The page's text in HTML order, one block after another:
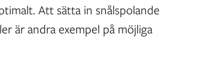
Att sätta in snålspolande
är andra exempel på möjliga